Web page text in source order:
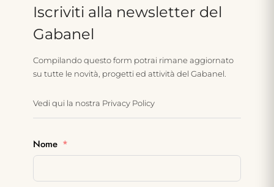
Iscriviti alla newsletter del
Gabanel
Compilando questo form potrai rimane aggiornato
su tutte le novità, progetti ed attività del Gabanel.
Vedi qui la nostra Privacy Policy
Nome